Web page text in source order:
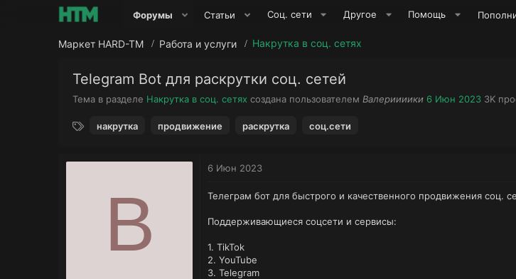
Форумы Статьи Соц. сети Другое Помощь
Маркет HARD-TM Работа и услуги Накрутка в соц. сетях
Telegram Bot для раскрутки соц. сетей
Тема в разделе Накрутка в соц. сетях создана пользователем А
ы
Валериииики Д
л
6 Июн 2023 П
ы
3K
и
накрутка продвижение раскрутка соц.сети
В
6 Июн 2023
Телеграм бот для быстрого и качественного продвижения соц.
Поддерживающиеся соцсети и сервисы:
1. TikTok
2. YouTube
3. Telegram